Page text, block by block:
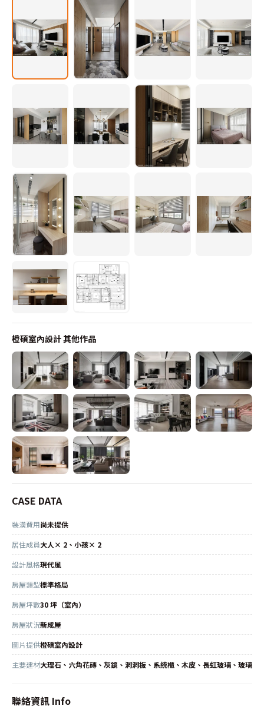
橙碩室內設計其他作品
CASE DATA
裝潢費用尚未提供
居住成員大人× 2、小孩× 2
設計風格現代風
房屋類型標準格局
房屋坪數30 坪（室內）
房屋狀況新成屋
圖片提供橙碩室內設計
主要建材大理石、六角花磚、灰鏡、洞洞板、系統櫃、木皮、長虹玻璃、玻璃
聯絡資訊 Info